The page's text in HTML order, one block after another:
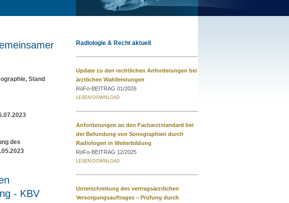
Stand
des
- KBV
Radiologie & Recht aktuell
Update zu den rechtlichen Anforderungen bei
ärztlichen Wahlleistungen
RöFo-BEITRAG 01/2026
Anforderungen an den Facharztstandard bei
der Befundung von Sonographien durch
Radiologen in Weiterbildung
RöFo-BEITRAG 12/2025
Unterschreitung des vertragsärztlichen
Versorgungsauftrages – Prüfung durch